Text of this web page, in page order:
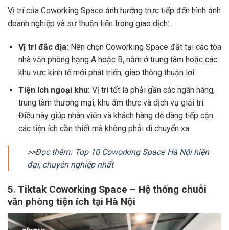
Vị trí của Coworking Space ảnh hưởng trực tiếp đến hình ảnh
doanh nghiệp và sự thuận tiện trong giao dịch:
Vị trí đắc địa: Nên chọn Coworking Space đặt tại các tòa
nhà văn phòng hạng A hoặc B, nằm ở trung tâm hoặc các
khu vực kinh tế mới phát triển, giao thông thuận lợi.
Tiện ích ngoại khu:Vị trí tốt là phải gần các ngân hàng,
trung tâm thương mại, khu ẩm thực và dịch vụ giải trí.
Điều này giúp nhân viên và khách hàng dễ dàng tiếp cận
các tiện ích cần thiết mà không phải di chuyển xa.
>>Đọc thêm: Top 10 Coworking Space Hà Nội hiện
đại, chuyên nghiệp nhất
5. Tiktak Coworking Space – Hệ thống chuỗi
văn phòng tiện ích tại Hà Nội